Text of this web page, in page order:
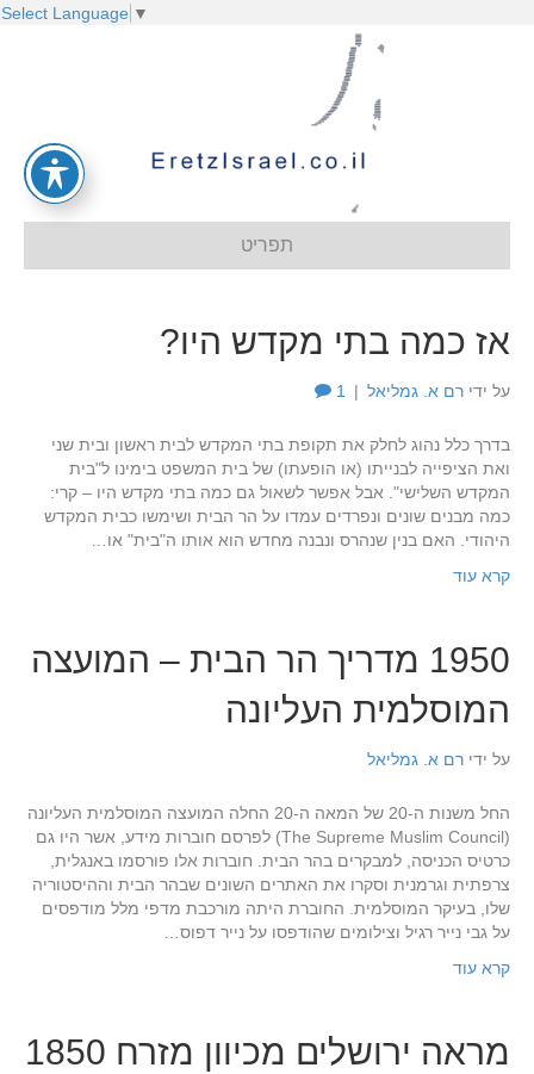
Select Language ▼
תפריט
אז כמה בתי מקדש היו?
על ידי רם א. גמליאל |
1
בדרך כלל נהוג לחלק את תקופת בתי המקדש לבית ראשון ובית שני
ואת הציפייה לבנייתו (או הופעתו) של בית המשפט בימינו ל"בית
המקדש השלישי". אבל אפשר לשאול גם כמה בתי מקדש היו – קרי:
כמה מבנים שונים ונפרדים עמדו על הר הבית ושימשו כבית המקדש
היהודי. האם בנין שנהרס ונבנה מחדש הוא אותו ה"בית" או…
קרא עוד
1950 מדריך הר הבית – המועצה
המוסלמית העליונה
על ידי רם א. גמליאל
החל משנות ה-20 של המאה ה-20 החלה המועצה המוסלמית העליונה
(The Supreme Muslim Council) לפרסם חוברות מידע, אשר היו גם
כרטיס הכניסה, למבקרים בהר הבית. חוברות אלו פורסמו באנגלית,
צרפתית וגרמנית וסקרו את האתרים השונים שבהר הבית וההיסטוריה
שלו, בעיקר המוסלמית. החוברת היתה מורכבת מדפי מלל מודפסים
על גבי נייר רגיל וצילומים שהודפסו על נייר דפוס…
קרא עוד
מראה ירושלים מכיוון מזרח 1850